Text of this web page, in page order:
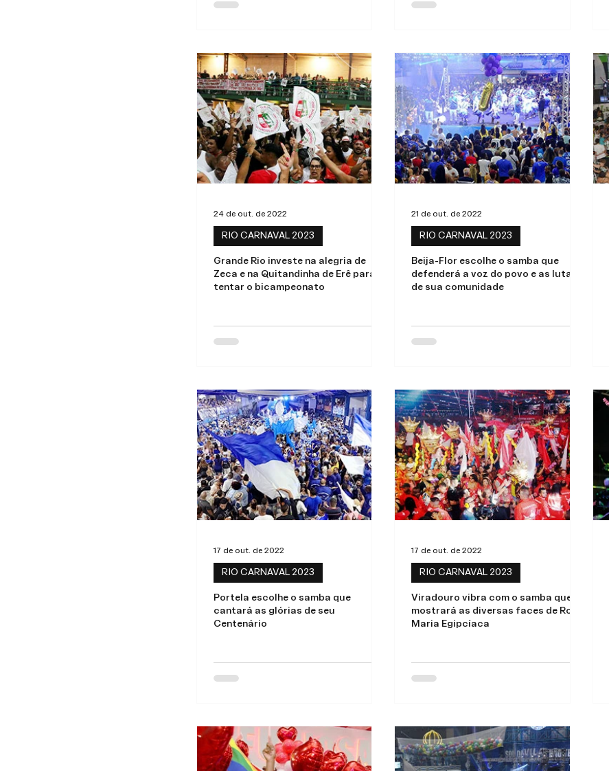
Grande Rio investe na alegria de
Zeca e na Quitandinha de Erê para
tentar o bicampeonato
RIO CARNAVAL 2023
24 de out. de 2022
Beija-Flor escolhe o samba que
defenderá a voz do povo e as lutas
de sua comunidade
RIO CARNAVAL 2023
21 de out. de 2022
Portela escolhe o samba que
cantará as glórias de seu
Centenário
RIO CARNAVAL 2023
17 de out. de 2022
Viradouro vibra com o samba que
mostrará as diversas faces de Rosa
Maria Egipcíaca
RIO CARNAVAL 2023
17 de out. de 2022